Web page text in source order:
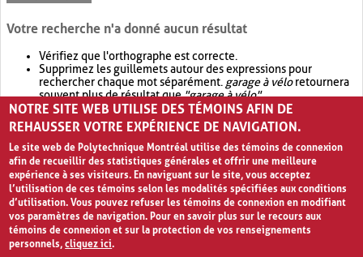
Votre recherche n'a donné aucun résultat
Vérifiez que l'orthographe est correcte.
Supprimez les guillemets autour des expressions pour
rechercher chaque mot séparément. garage à véloretournera
souvent plus de résultat que"garage à vélo".
Envisagez d'élargir votre recherche avec OR.garage OR vélo
retournera souvent plus de résultat quegarage à vélo
NOTRE SITE WEB UTILISE DES TÉMOINS AFIN DE
REHAUSSER VOTRE EXPÉRIENCE DE NAVIGATION.
Le site web de Polytechnique Montréal utilise des témoins de connexion
afin de recueillir des statistiques générales et offrir une meilleure
expérience à ses visiteurs. En naviguant sur le site, vous acceptez
l’utilisation de ces témoins selon les modalités spécifiées aux conditions
d’utilisation. Vous pouvez refuser les témoins de connexion en modifiant
vos paramètres de navigation. Pour en savoir plus sur le recours aux
témoins de connexion et sur la protection de vos renseignements
personnels,cliquez ici.